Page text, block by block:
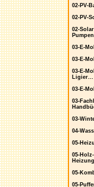
02-PV-
02-PV-
02-
Pumpen
03-E-
03-E-
03-E-
Ligier...
03-E-
03-
03-
04-
05-
05-
Heizung
05-
05-